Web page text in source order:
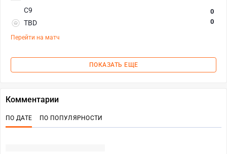
С9
TBD
0
0
Перейти на матч
ПОКАЗАТЬ ЕЩЕ
Комментарии
ПО ДАТЕ ПО ПОПУЛЯРНОСТИ